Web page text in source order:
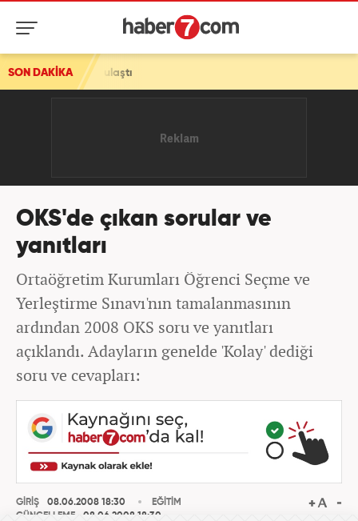
SON DAKİKA
ulaştı
OKS'de çıkan sorular ve
yanıtları
Ortaöğretim Kurumları Öğrenci Seçme ve
Yerleştirme Sınavı'nın tamalanmasının
ardından 2008 OKS soru ve yanıtları
açıklandı. Adayların genelde 'Kolay' dediği
soru ve cevapları:
GİRİŞ
08.06.2008 18:30
GÜNCELLEME
08.06.2008 18:30
EĞİTİM